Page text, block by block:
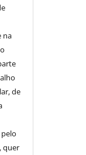
na
de
quer